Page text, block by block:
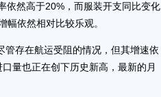
然高于20%，而服装开支同比变化
依然相对比较乐观。
存在航运受阻的情况，但其增速依
量也正在创下历史新高，最新的月